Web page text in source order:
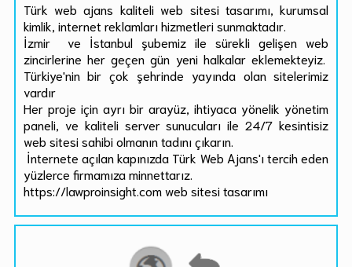
Türk web ajans kaliteli web sitesi tasarımı, kurumsal
kimlik, internet reklamları hizmetleri sunmaktadır.
İzmir ve İstanbul şubemiz ile sürekli gelişen web
zincirlerine her geçen gün yeni halkalar eklemekteyiz.
Türkiye'nin bir çok şehrinde yayında olan sitelerimiz
vardır
Her proje için ayrı bir arayüz, ihtiyaca yönelik yönetim
paneli, ve kaliteli server sunucuları ile 24/7 kesintisiz
web sitesi sahibi olmanın tadını çıkarın.
İnternete açılan kapınızda Türk Web Ajans'ı tercih eden
yüzlerce firmamıza minnettarız.
https://lawproinsight.com web sitesi tasarımı